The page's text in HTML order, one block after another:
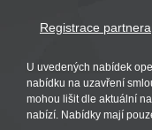
Registrace partnera
U uvedených nabídek
nabídku na uzavření
mohou lišit dle aktuální
nabízí. Nabídky mají